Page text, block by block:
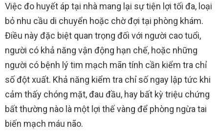
Việc đo huyết áp tại nhà mang lại sự tiện lợi tối đa, loại
bỏ nhu cầu di chuyển hoặc chờ đợi tại phòng khám.
Điều này đặc biệt quan trọng đối với người cao tuổi,
người có khả năng vận động hạn chế, hoặc những
người có bệnh lý tim mạch mãn tính cần kiểm tra chỉ
số đột xuất. Khả năng kiểm tra chỉ số ngay lập tức khi
cảm thấy chóng mặt, đau đầu, hay bất kỳ triệu chứng
bất thường nào là một lợi thế vàng để phòng ngừa tai
biến mạch máu não.